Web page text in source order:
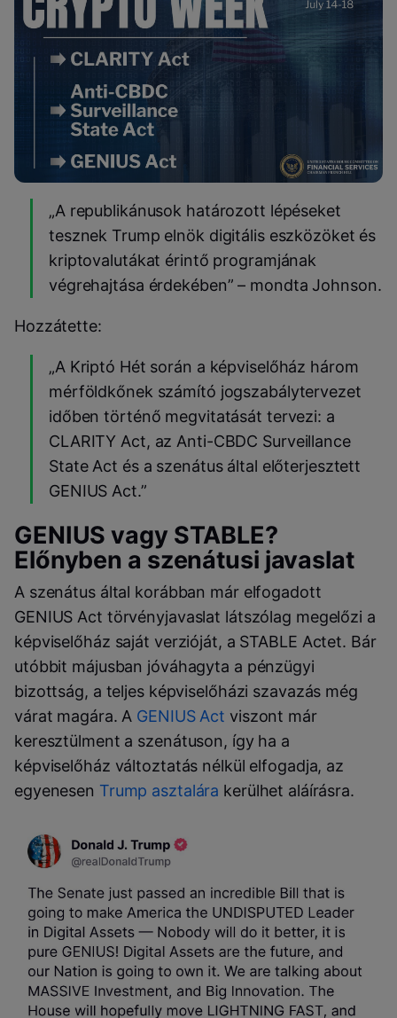
„A republikánusok határozott lépéseket
tesznek Trump elnök digitális eszközöket és
kriptovalutákat érintő programjának
végrehajtása érdekében” – mondta Johnson.
Hozzátette:
„A Kriptó Hét során a képviselőház három
mérföldkőnek számító jogszabálytervezet
időben történő megvitatását tervezi: a
CLARITY Act, az Anti-CBDC Surveillance
State Act és a szenátus által előterjesztett
GENIUS Act.”
GENIUS vagy STABLE?
Előnyben a szenátusi javaslat
A szenátus által korábban már elfogadott
GENIUS Act törvényjavaslat látszólag megelőzi a
képviselőház saját verzióját, a STABLE Actet. Bár
utóbbit májusban jóváhagyta a pénzügyi
bizottság, a teljes képviselőházi szavazás még
várat magára. A GENIUS Act viszont már
keresztülment a szenátuson, így ha a
képviselőház változtatás nélkül elfogadja, az
egyenesen Trump asztalára kerülhet aláírásra.